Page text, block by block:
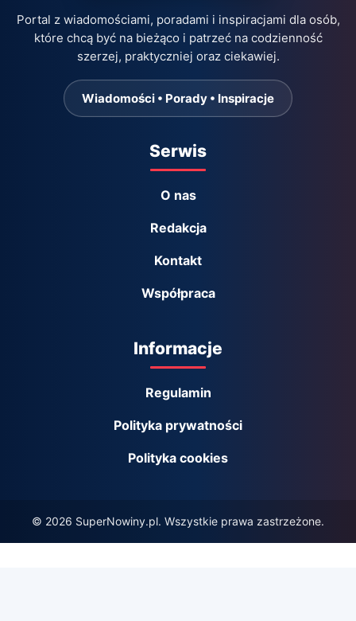
Portal z wiadomościami, poradami i inspiracjami dla osób,
które chcą być na bieżąco i patrzeć na codzienność
szerzej, praktyczniej oraz ciekawiej.
Wiadomości • Porady • Inspiracje
Serwis
O nas
Redakcja
Kontakt
Współpraca
Informacje
Regulamin
Polityka prywatności
Polityka cookies
© 2026 SuperNowiny.pl. Wszystkie prawa zastrzeżone.